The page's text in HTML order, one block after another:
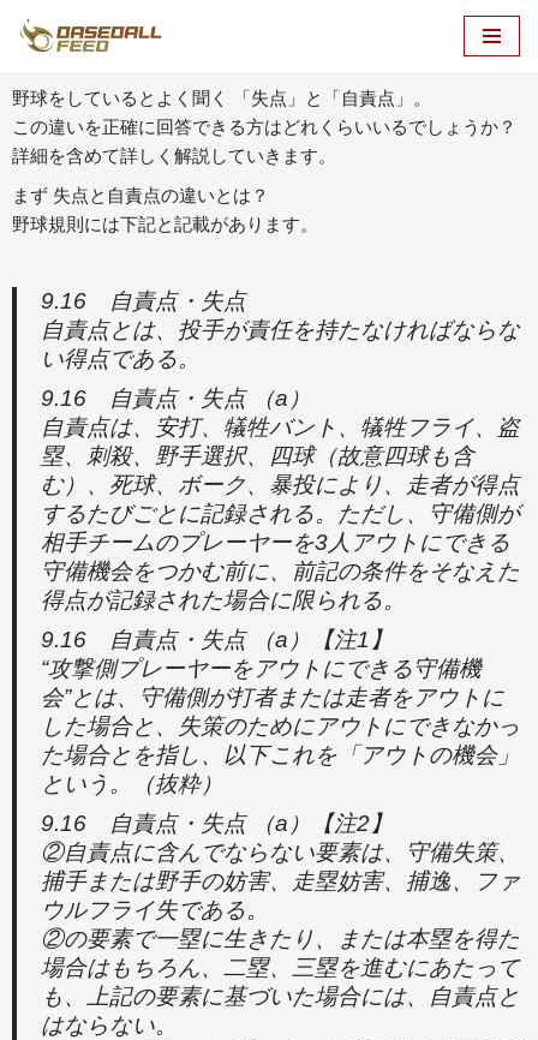
ン
テ
ン
へ
ス
野球をしているとよく聞く 「失点」と「自責点」。
この違いを正確に回答できる方はどれくらいいるでしょうか？
詳細を含めて詳しく解説していきます。
まず 失点と自責点の違いとは？
野球規則には下記と記載があります。
9.16 自責点・失点
自責点とは、投手が責任を持たなければならな
い得点である。
9.16 自責点・失点 （a）
自責点は、安打、犠牲バント、犠牲フライ、盗
塁、刺殺、野手選択、四球（故意四球も含
む）、死球、ボーク、暴投により、走者が得点
するたびごとに記録される。ただし、守備側が
相手チームのプレーヤーを3人アウトにできる
守備機会をつかむ前に、前記の条件をそなえた
得点が記録された場合に限られる。
9.16 自責点・失点 （a）【注1】
“攻撃側プレーヤーをアウトにできる守備機
会”とは、守備側が打者または走者をアウトに
した場合と、失策のためにアウトにできなかっ
た場合とを指し、以下これを「アウトの機会」
という。（抜粋）
9.16 自責点・失点 （a）【注2】
②自責点に含んでならない要素は、守備失策、
捕手または野手の妨害、走塁妨害、捕逸、ファ
ウルフライ失である。
②の要素で一塁に生きたり、または本塁を得た
場合はもちろん、二塁、三塁を進むにあたって
も、上記の要素に基づいた場合には、自責点と
はならない。